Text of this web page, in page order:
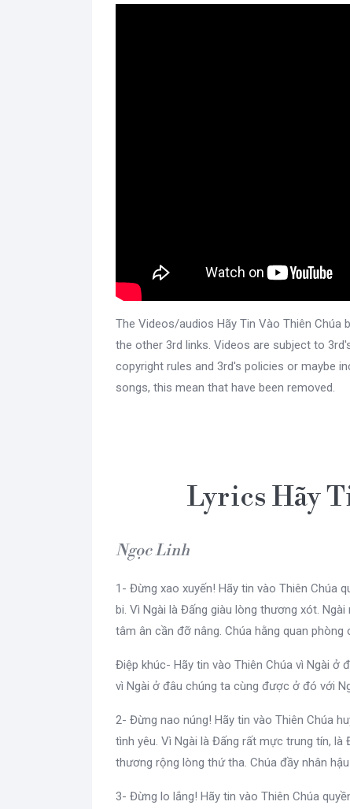
The Videos/audios Hãy Tin Vào Thiên
the other 3rd links. Videos are subject to
copyright rules and 3rd's policies or maybe
songs, this mean that have been removed.
Lyrics Hãy
Ngọc Linh
1- Đừng xao xuyến! Hãy tin vào Thiên Chúa
bi. Vì Ngài là Đấng giàu lòng thương xót.
tâm ân cần đỡ nâng. Chúa hằng quan phòng
Điệp khúc- Hãy tin vào Thiên Chúa vì Ngài ở
vì Ngài ở đâu chúng ta cùng được ở đó với
2- Đừng nao núng! Hãy tin vào Thiên Chúa
tình yêu. Vì Ngài là Đấng rất mực trung tín,
thương rộng lòng thứ tha. Chúa đầy nhân
3- Đừng lo lắng! Hãy tin vào Thiên Chúa